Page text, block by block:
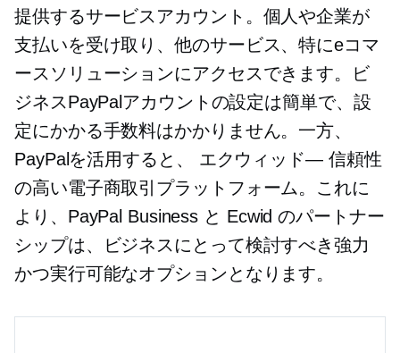
提供するサービスアカウント。個人や企業が
支払いを受け取り、他のサービス、特にeコマ
ースソリューションにアクセスできます。ビ
ジネスPayPalアカウントの設定は簡単で、設
定にかかる手数料はかかりません。一方、
PayPalを活用すると、 エクウィッド—信頼性
の高い電子商取引プラットフォーム。これに
より、PayPal Business と Ecwid のパートナー
シップは、ビジネスにとって検討すべき強力
かつ実行可能なオプションとなります。